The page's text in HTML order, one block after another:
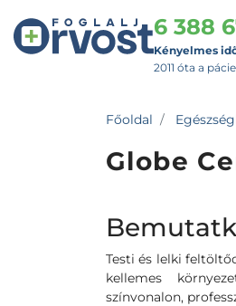
6 388
Kényelmes
2011 óta a
Főoldal
Globe
Testi és lelki
kellemes
színvonalon,